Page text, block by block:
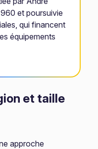
et poursuivie
qui financent
équipements
et taille
approche